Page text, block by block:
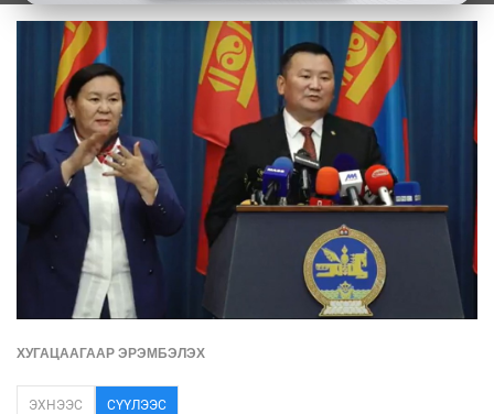
ХУГАЦААГААР ЭРЭМБЭЛЭХ
ЭХНЭЭС СҮҮЛЭЭС